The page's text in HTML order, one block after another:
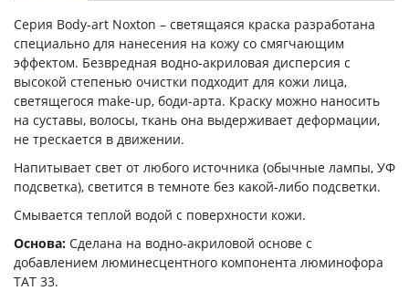
Серия Body-art Noxton – светящаяся краска разработана
специально для нанесения на кожу со смягчающим
эффектом. Безвредная водно-акриловая дисперсия с
высокой степенью очистки подходит для кожи лица,
светящегося make-up, боди-арта. Краску можно наносить
на суставы, волосы, ткань она выдерживает деформации,
не трескается в движении.
Напитывает свет от любого источника (обычные лампы, УФ
подсветка), светится в темноте без какой-либо подсветки.
Смывается теплой водой с поверхности кожи.
Основа: Сделана на водно-акриловой основе с
добавлением люминесцентного компонента люминофора
ТАТ 33.